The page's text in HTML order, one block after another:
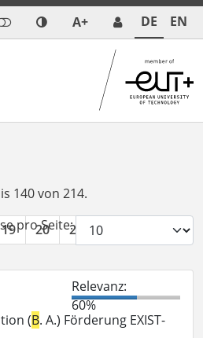
A+ DE EN
140 von 214.
19 20 21
pro Seite:
Relevanz:
60%
(B. A.) Förderung EXIST-